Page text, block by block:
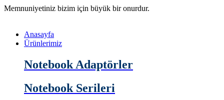
Memnuniyetiniz bizim için büyük bir onurdur.
Anasayfa
Ürünlerimiz
Notebook Adaptörler
Notebook Serileri